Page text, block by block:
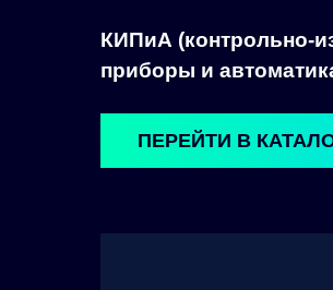
КИПиА (контрольно-
приборы и
ПЕРЕЙТИ В